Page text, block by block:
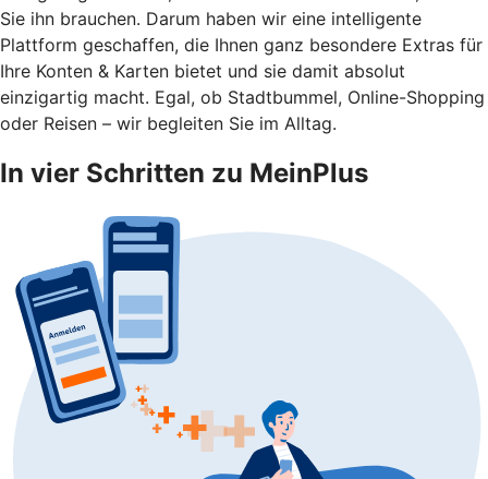
Sie ihn brauchen. Darum haben wir eine intelligente
Plattform geschaffen, die Ihnen ganz besondere Extras für
Ihre Konten & Karten bietet und sie damit absolut
einzigartig macht. Egal, ob Stadtbummel, Online-Shopping
oder Reisen – wir begleiten Sie im Alltag.
In vier Schritten zu MeinPlus